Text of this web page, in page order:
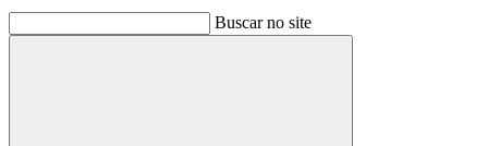
Buscar no site